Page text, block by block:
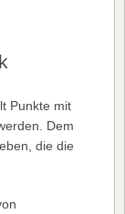
Punkte mit
Dem
die die